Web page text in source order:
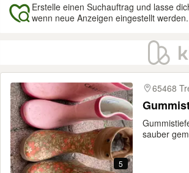
Erstelle einen Suchauftrag und lasse
wenn neue Anzeigen eingestellt werden.
Ergebnisse
5
65468
sauber